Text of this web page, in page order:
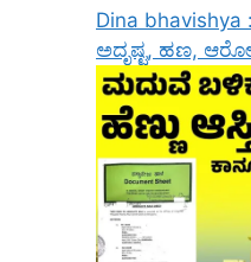
Dina
ಅದೃಷ್ಟ, ಹಣ,